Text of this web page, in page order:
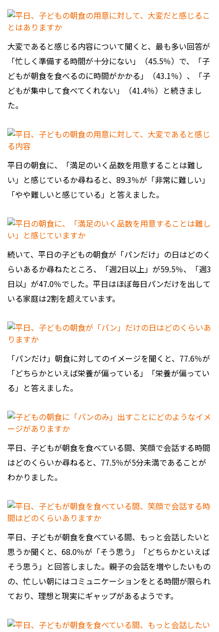
大変であると感じる内容について聞くと、最も多い回答が
「忙しく準備する時間が十分にない」（45.5％）で、「子
どもが朝食を食べるのに時間がかかる」（43.1％）、「子
どもが集中して食べてくれない」（41.4％）と続きまし
た。
平日の朝食に、「満足のいく品数を用意することは難し
い」と感じているか尋ねると、89.3％が「非常に難しい」
「やや難しいと感じている」と答えました。
続いて、平日の子どもの朝食が「パンだけ」の日はどのく
らいあるか尋ねたところ、「週2日以上」が59.5％、「週3
日以」が47.0％でした。平日はほぼ毎日パンだけを出して
いる家庭は2割を超えています。
「パンだけ」朝食に対してのイメージを聞くと、77.6％が
「どちらかといえば栄養が偏っている」「栄養が偏ってい
る」と答えました。
平日、子どもが朝食を食べている間、笑顔で会話する時間
はどのくらいか尋ねると、77.5％が5分未満であることが
わかりました。
平日、子どもが朝食を食べている間、もっと会話したいと
思うか聞くと、68.0％が「そう思う」「どちらかといえば
そう思う」と回答しました。親子の会話を増やしたいもの
の、忙しい朝にはコミュニケーションをとる時間が限られ
ており、理想と現実にギャップがあるようです。